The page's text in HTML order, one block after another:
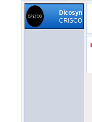
Dicosyn
CRISCO